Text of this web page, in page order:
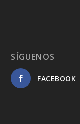
SÍGUENOS
FACEBOOK